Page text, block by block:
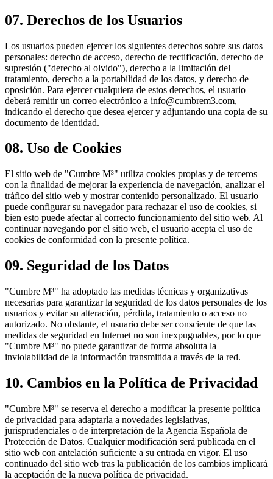
07. Derechos de los Usuarios
Los usuarios pueden ejercer los siguientes derechos sobre sus datos
personales: derecho de acceso, derecho de rectificación, derecho de
supresión ("derecho al olvido"), derecho a la limitación del
tratamiento, derecho a la portabilidad de los datos, y derecho de
oposición. Para ejercer cualquiera de estos derechos, el usuario
deberá remitir un correo electrónico a info@cumbrem3.com,
indicando el derecho que desea ejercer y adjuntando una copia de su
documento de identidad.
08. Uso de Cookies
El sitio web de "Cumbre M³" utiliza cookies propias y de terceros
con la finalidad de mejorar la experiencia de navegación, analizar el
tráfico del sitio web y mostrar contenido personalizado. El usuario
puede configurar su navegador para rechazar el uso de cookies, si
bien esto puede afectar al correcto funcionamiento del sitio web. Al
continuar navegando por el sitio web, el usuario acepta el uso de
cookies de conformidad con la presente política.
09. Seguridad de los Datos
"Cumbre M³" ha adoptado las medidas técnicas y organizativas
necesarias para garantizar la seguridad de los datos personales de los
usuarios y evitar su alteración, pérdida, tratamiento o acceso no
autorizado. No obstante, el usuario debe ser consciente de que las
medidas de seguridad en Internet no son inexpugnables, por lo que
"Cumbre M³" no puede garantizar de forma absoluta la
inviolabilidad de la información transmitida a través de la red.
10. Cambios en la Política de Privacidad
"Cumbre M³" se reserva el derecho a modificar la presente política
de privacidad para adaptarla a novedades legislativas,
jurisprudenciales o de interpretación de la Agencia Española de
Protección de Datos. Cualquier modificación será publicada en el
sitio web con antelación suficiente a su entrada en vigor. El uso
continuado del sitio web tras la publicación de los cambios implicará
la aceptación de la nueva política de privacidad.